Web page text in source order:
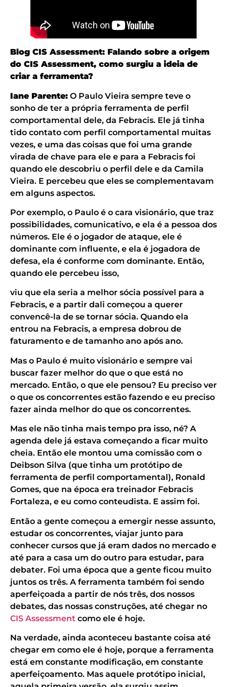
Blog CIS Assessment: Falando sobre a origem
do CIS Assessment, como surgiu a ideia de
criar a ferramenta?
Iane Parente: O Paulo Vieira sempre teve o
sonho de ter a própria ferramenta de perfil
comportamental dele, da Febracis. Ele já tinha
tido contato com perfil comportamental muitas
vezes, e uma das coisas que foi uma grande
virada de chave para ele e para a Febracis foi
quando ele descobriu o perfil dele e da Camila
Vieira. E percebeu que eles se complementavam
em alguns aspectos.
Por exemplo, o Paulo é o cara visionário, que traz
possibilidades, comunicativo, e ela é a pessoa dos
números. Ele é o jogador de ataque, ele é
dominante com influente, e ela é jogadora de
defesa, ela é conforme com dominante. Então,
quando ele percebeu isso,
viu que ela seria a melhor sócia possível para a
Febracis, e a partir dali começou a querer
convencê-la de se tornar sócia. Quando ela
entrou na Febracis, a empresa dobrou de
faturamento e de tamanho ano após ano.
Mas o Paulo é muito visionário e sempre vai
buscar fazer melhor do que o que está no
mercado. Então, o que ele pensou? Eu preciso ver
o que os concorrentes estão fazendo e eu preciso
fazer ainda melhor do que os concorrentes.
Mas ele não tinha mais tempo pra isso, né? A
agenda dele já estava começando a ficar muito
cheia. Então ele montou uma comissão com o
Deibson Silva (que tinha um protótipo de
ferramenta de perfil comportamental), Ronald
Gomes, que na época era treinador Febracis
Fortaleza, e eu como conteudista. E assim foi.
Então a gente começou a emergir nesse assunto,
estudar os concorrentes, viajar junto para
conhecer cursos que já eram dados no mercado e
até para a casa um do outro para estudar, para
debater. Foi uma época que a gente ficou muito
juntos os três. A ferramenta também foi sendo
aperfeiçoada a partir de nós três, dos nossos
debates, das nossas construções, até chegar no
CIS Assessment como ele é hoje.
Na verdade, ainda aconteceu bastante coisa até
chegar em como ele é hoje, porque a ferramenta
está em constante modificação, em constante
aperfeiçoamento. Mas aquele protótipo inicial,